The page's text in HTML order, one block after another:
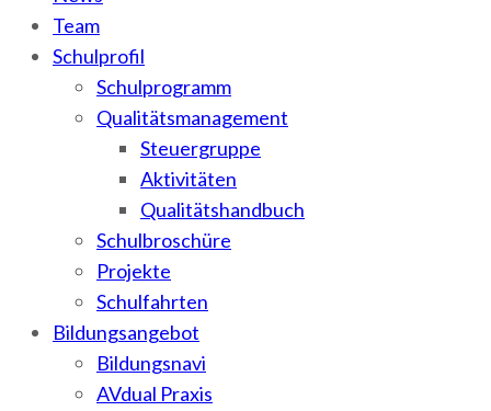
Team
Schulprofil
Schulprogramm
Qualitätsmanagement
Steuergruppe
Aktivitäten
Qualitätshandbuch
Schulbroschüre
Projekte
Schulfahrten
Bildungsangebot
Bildungsnavi
AVdual Praxis